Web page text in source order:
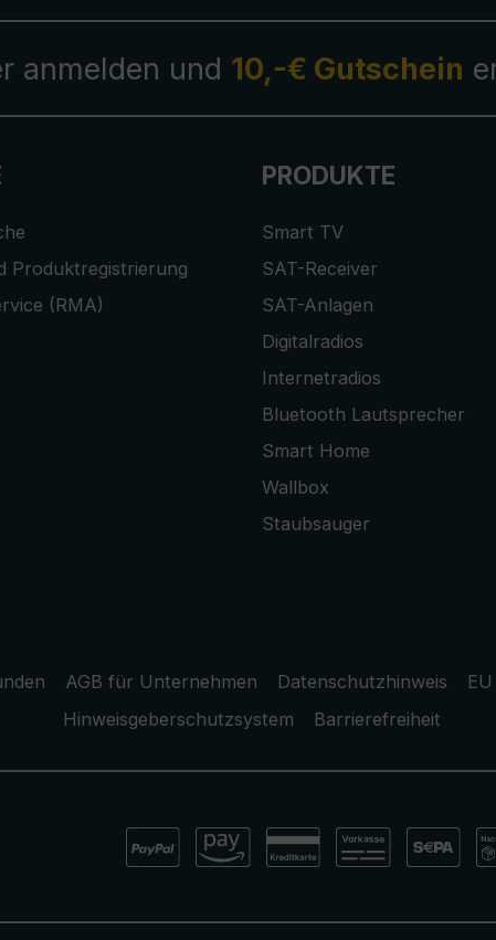
anmelden und 10,-€ Gutschein
Produktregistrierung
(RMA)
PRODUKTE
Smart TV
SAT-Receiver
SAT-Anlagen
Digitalradios
Internetradios
Bluetooth Lautsprecher
Smart Home
Wallbox
Staubsauger
AGB für Unternehmen Datenschutzhinweis
Hinweisgeberschutzsystem
Barrierefreiheit